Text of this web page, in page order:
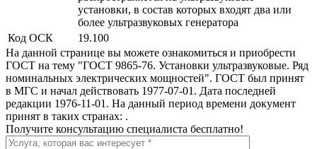
установки, в состав которых входят два или
более ультразвуковых генератора
Код ОСК
19.100
На данной странице вы можете ознакомиться и приобрести
ГОСТ на тему "ГОСТ 9865-76. Установки ультразвуковые. Ряд
номинальных электрических мощностей". ГОСТ был принят
в МГС и начал действовать 1977-07-01. Дата последней
редакции 1976-11-01. На данный период времени документ
принят в таких странах: .
Получите консультацию специалиста бесплатно!